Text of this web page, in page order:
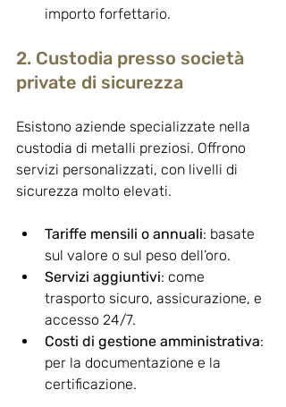
importo forfettario.
2. Custodia presso società
private di sicurezza
Esistono aziende specializzate nella
custodia di metalli preziosi. Offrono
servizi personalizzati, con livelli di
sicurezza molto elevati.
Tariffe mensili o annuali: basate
sul valore o sul peso dell’oro.
Servizi aggiuntivi: come
trasporto sicuro, assicurazione, e
accesso 24/7.
Costi di gestione amministrativa:
per la documentazione e la
certificazione.